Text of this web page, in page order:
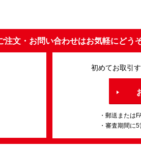
注文・お問い合わせはお気軽にどう
初めてお取引
・郵送または
・審査期間に